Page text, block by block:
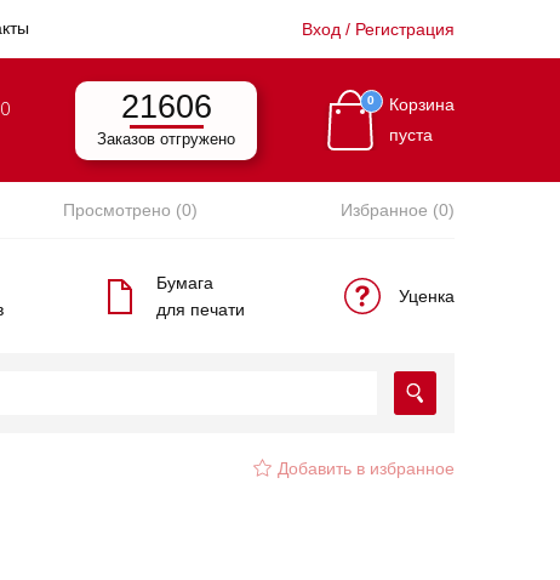
Вход / Регистрация
21606
Заказов отгружено
0
Корзина
пуста
Просмотрено (0) Избранное (0)
Бумага
для печати
Уценка
Добавить в избранное